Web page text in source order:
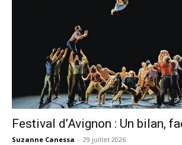
Festival d’Avignon : Un bilan,
Suzanne Canessa - 29 juillet 2026